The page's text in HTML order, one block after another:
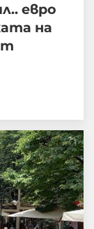
евро
на